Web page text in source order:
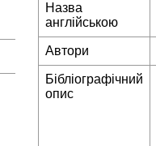
Назва
англійською
Автори
Бібліографічний
опис